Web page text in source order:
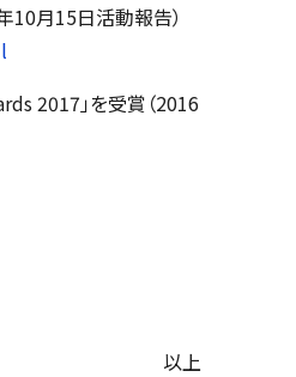
10月15日活動報告）
2017 」を受賞（2016
以上